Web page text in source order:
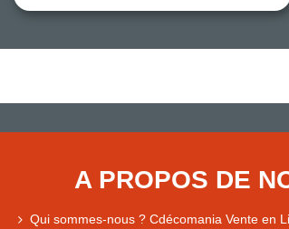
A PROPOS DE
Qui sommes-nous ? Cdécomania Vente en